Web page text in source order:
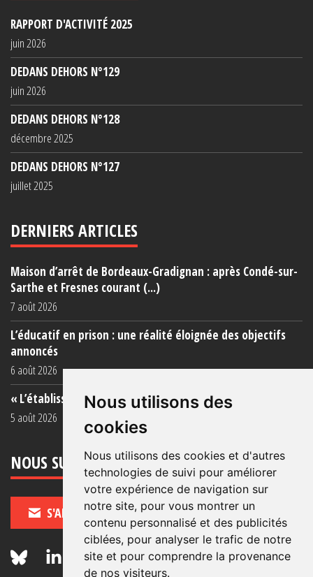
Nous utilisons des
cookies
Nous utilisons des cookies et d'autres
technologies de suivi pour améliorer
votre expérience de navigation sur
notre site, pour vous montrer un
contenu personnalisé et des publicités
ciblées, pour analyser le trafic de notre
site et pour comprendre la provenance
de nos visiteurs.
RAPPORT D'ACTIVITÉ 2025
juin 2026
DEDANS DEHORS N°129
juin 2026
DEDANS DEHORS N°128
décembre 2025
DEDANS DEHORS N°127
juillet 2025
DERNIERS ARTICLES
Maison d’arrêt de Bordeaux-Gradignan : après Condé-sur-
Sarthe et Fresnes courant (...)
7 août 2026
L’éducatif en prison : une réalité éloignée des objectifs
annoncés
6 août 2026
« L’établissement est une porcherie totale »
5 août 2026
NOUS SUIVRE
S'ABONNER